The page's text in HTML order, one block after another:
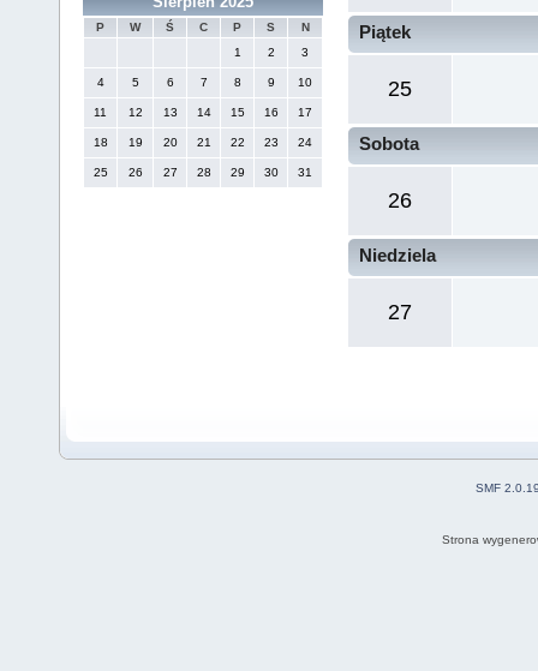
P W Ś C P S
N
1
2 3
4 5 6 7 8 9 10
11 12 13 14 15 16 17
18 19 20 21 22 23 24
25 26 27 28 29 30 31
Piątek
25
Sobota
26
Niedziela
27
SMF
Strona